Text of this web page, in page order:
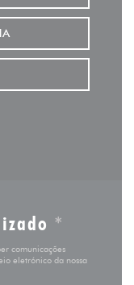
*
comunicações
eletrónico da nossa